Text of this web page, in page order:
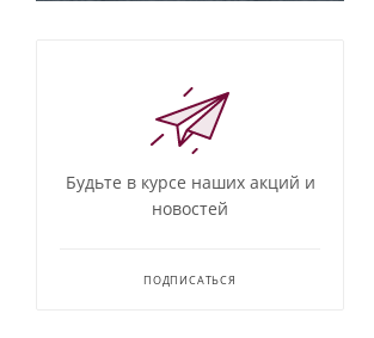
Будьте в курсе наших акций и
новостей
ПОДПИСАТЬСЯ